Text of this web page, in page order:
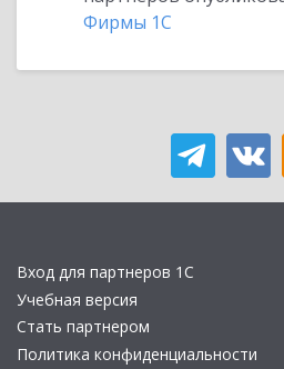
Фирмы 1С
Вход для партнеров 1С
Учебная версия
Стать партнером
Политика конфиденциальности